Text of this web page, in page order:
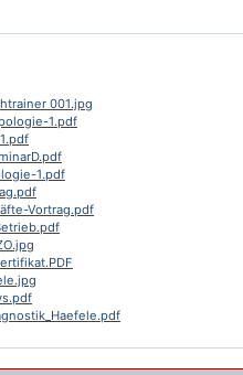
001.jpg
1.pdf
1.pdf
Vortrag.pdf